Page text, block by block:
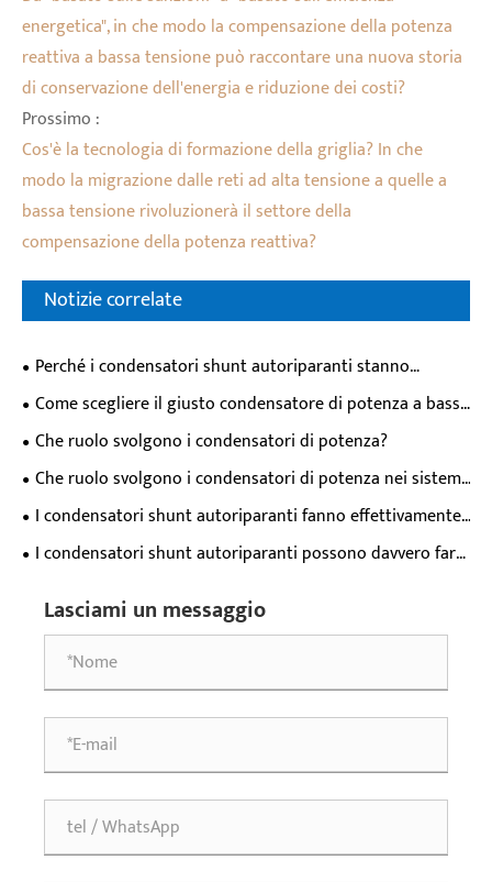
energetica", in che modo la compensazione della potenza
reattiva a bassa tensione può raccontare una nuova storia
di conservazione dell'energia e riduzione dei costi?
Prossimo :
Cos'è la tecnologia di formazione della griglia? In che
modo la migrazione dalle reti ad alta tensione a quelle a
bassa tensione rivoluzionerà il settore della
compensazione della potenza reattiva?
Notizie correlate
Perché i condensatori shunt autoriparanti stanno
diventando la scelta preferita per i moderni sistemi di
alimentazione?
Come scegliere il giusto condensatore di potenza a bassa
tensione per la correzione del fattore di potenza
Che ruolo svolgono i condensatori di potenza?
Che ruolo svolgono i condensatori di potenza nei sistemi
di alimentazione?
I condensatori shunt autoriparanti fanno effettivamente
risparmiare denaro o sono solo uno spreco di denaro?
I condensatori shunt autoriparanti possono davvero farti
Lasciami un messaggio